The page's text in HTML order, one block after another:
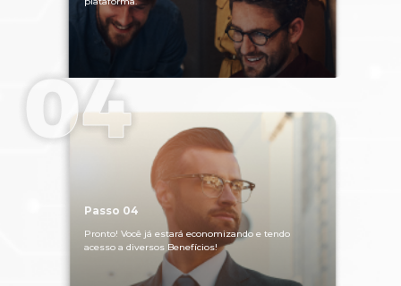
Passo 04
Pronto! Você já estará economizando e tendo
acesso a diversos Benefícios!